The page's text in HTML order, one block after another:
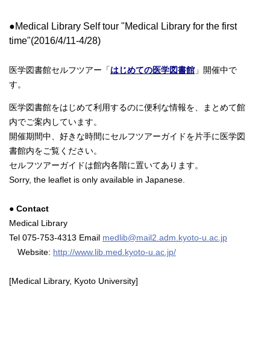
●Medical Library Self tour "Medical Library for the first
time"(2016/4/11-4/28)
医学図書館セルフツアー「はじめての医学図書館 」開催中で
す。
医学図書館をはじめて利用するのに便利な情報を、まとめて館
内でご案内しています。
開催期間中、好きな時間にセルフツアーガイドを片手に医学図
書館内をご覧ください。
セルフツアーガイドは館内各階に置いてあります。
Sorry, the leaflet is only available in Japanese.
● Contact
Medical Library
Tel 075-753-4313 Email medlib@mail2.adm.kyoto-u.ac.jp
Website: http://www.lib.med.kyoto-u.ac.jp/
[Medical Library, Kyoto University]